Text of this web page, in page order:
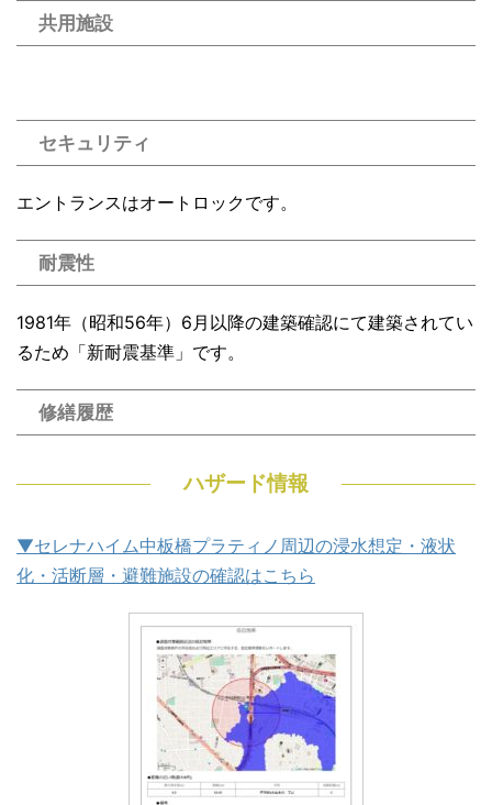
共用施設
セキュリティ
エントランスはオートロックです。
耐震性
1981年（昭和56年）6月以降の建築確認にて建築されてい
るため「新耐震基準」です。
修繕履歴
ハザード情報
▼セレナハイム中板橋プラティノ周辺の浸水想定・液状
化・活断層・避難施設の確認はこちら